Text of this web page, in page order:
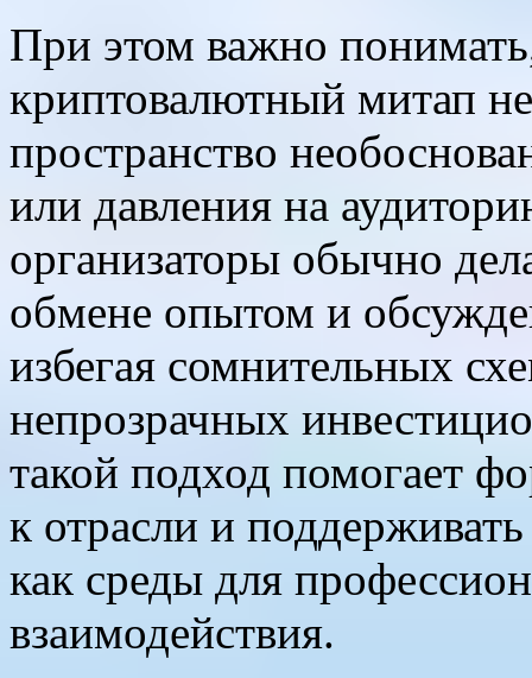
При этом важно
криптовалютный митап
пространство
или давления на
организаторы обычно
обмене опытом и
избегая сомнительных
непрозрачных
такой подход помогает
к отрасли и
как среды для
взаимодействия.